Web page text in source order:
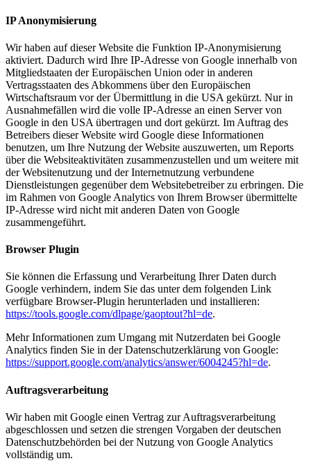
IP Anonymisierung
Wir haben auf dieser Website die Funktion IP-Anonymisierung
aktiviert. Dadurch wird Ihre IP-Adresse von Google innerhalb von
Mitgliedstaaten der Europäischen Union oder in anderen
Vertragsstaaten des Abkommens über den Europäischen
Wirtschaftsraum vor der Übermittlung in die USA gekürzt. Nur in
Ausnahmefällen wird die volle IP-Adresse an einen Server von
Google in den USA übertragen und dort gekürzt. Im Auftrag des
Betreibers dieser Website wird Google diese Informationen
benutzen, um Ihre Nutzung der Website auszuwerten, um Reports
über die Websiteaktivitäten zusammenzustellen und um weitere mit
der Websitenutzung und der Internetnutzung verbundene
Dienstleistungen gegenüber dem Websitebetreiber zu erbringen. Die
im Rahmen von Google Analytics von Ihrem Browser übermittelte
IP-Adresse wird nicht mit anderen Daten von Google
zusammengeführt.
Browser Plugin
Sie können die Erfassung und Verarbeitung Ihrer Daten durch
Google verhindern, indem Sie das unter dem folgenden Link
verfügbare Browser-Plugin herunterladen und installieren:
https://tools.google.com/dlpage/gaoptout?hl=de.
Mehr Informationen zum Umgang mit Nutzerdaten bei Google
Analytics finden Sie in der Datenschutzerklärung von Google:
https://support.google.com/analytics/answer/6004245?hl=de.
Auftragsverarbeitung
Wir haben mit Google einen Vertrag zur Auftragsverarbeitung
abgeschlossen und setzen die strengen Vorgaben der deutschen
Datenschutzbehörden bei der Nutzung von Google Analytics
vollständig um.